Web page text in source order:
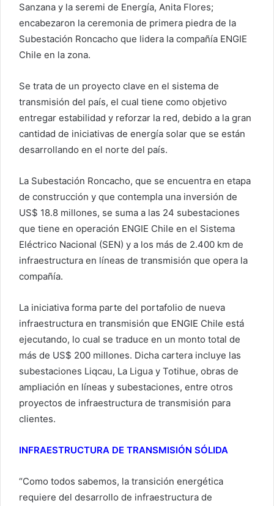
Sanzana y la seremi de Energía, Anita Flores;
encabezaron la ceremonia de primera piedra de la
Subestación Roncacho que lidera la compañía ENGIE
Chile en la zona.
Se trata de un proyecto clave en el sistema de
transmisión del país, el cual tiene como objetivo
entregar estabilidad y reforzar la red, debido a la gran
cantidad de iniciativas de energía solar que se están
desarrollando en el norte del país.
La Subestación Roncacho, que se encuentra en etapa
de construcción y que contempla una inversión de
US$ 18.8 millones, se suma a las 24 subestaciones
que tiene en operación ENGIE Chile en el Sistema
Eléctrico Nacional (SEN) y a los más de 2.400 km de
infraestructura en líneas de transmisión que opera la
compañía.
La iniciativa forma parte del portafolio de nueva
infraestructura en transmisión que ENGIE Chile está
ejecutando, lo cual se traduce en un monto total de
más de US$ 200 millones. Dicha cartera incluye las
subestaciones Liqcau, La Ligua y Totihue, obras de
ampliación en líneas y subestaciones, entre otros
proyectos de infraestructura de transmisión para
clientes.
INFRAESTRUCTURA DE TRANSMISIÓN SÓLIDA
“Como todos sabemos, la transición energética
requiere del desarrollo de infraestructura de